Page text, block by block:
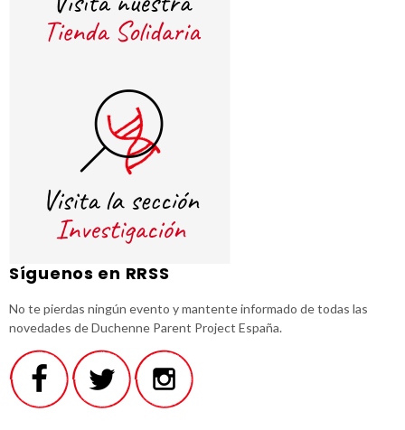
Síguenos en RRSS
No te pierdas ningún evento y mantente informado de todas las
novedades de Duchenne Parent Project España.